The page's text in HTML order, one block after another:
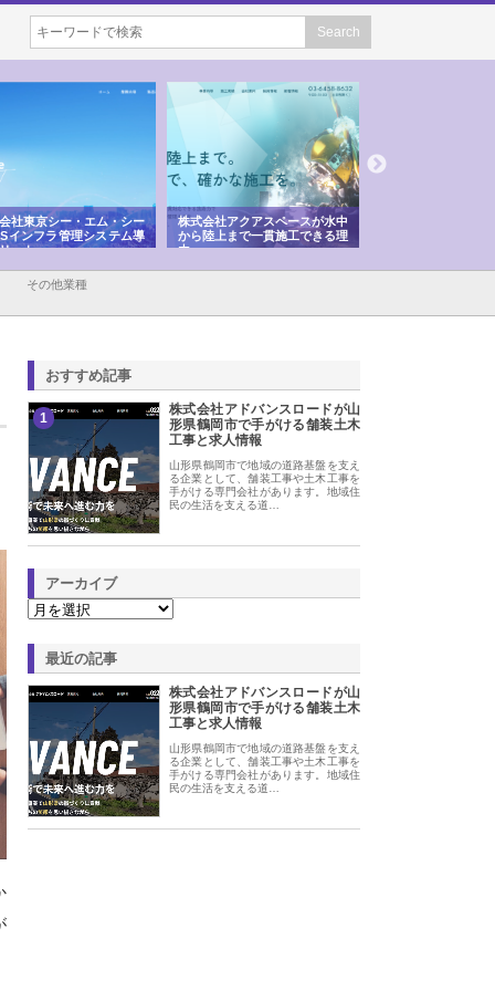
式会社アクアスペースが水中
ら陸上まで一貫施工できる理
株式会社地盤調査事務所が選ば
れ続ける理由と建設コンサルの
強み
その他業種
おすすめ記事
1
株式会社アドバンスロードが山
形県鶴岡市で手がける舗装土木
工事と求人情報
山形県鶴岡市で地域の道路基盤を支え
る企業として、舗装工事や土木工事を
手がける専門会社があります。地域住
民の生活を支える道…
アーカイブ
最近の記事
株式会社アドバンスロードが山
形県鶴岡市で手がける舗装土木
工事と求人情報
山形県鶴岡市で地域の道路基盤を支え
る企業として、舗装工事や土木工事を
手がける専門会社があります。地域住
民の生活を支える道…